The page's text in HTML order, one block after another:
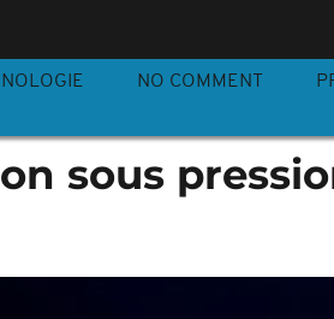
NO COMMENT
sous